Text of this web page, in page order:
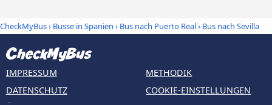
CheckMyBus› Busse in Spanien › Bus nach Puerto Real› Bus nach Sevilla
IMPRESSUM
DATENSCHUTZ
METHODIK
COOKIE-EINSTELLUNGEN